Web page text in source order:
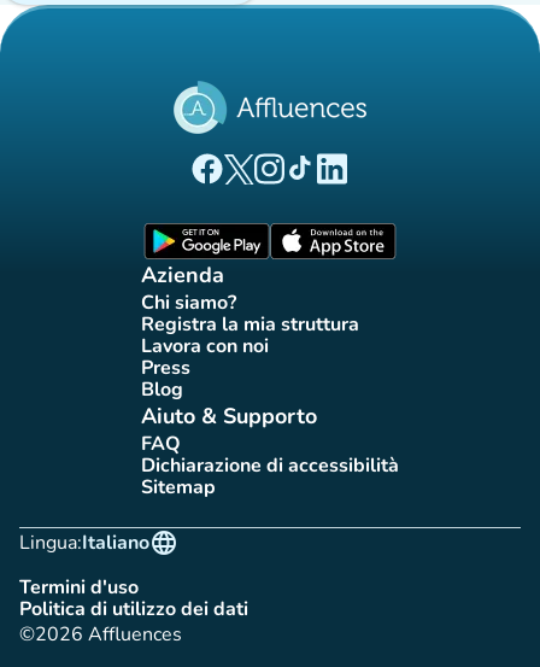
(nuova scheda)
(nuova scheda)
(nuova scheda)
(nuova scheda)
(nuova scheda)
Azienda
Chi siamo?(nuova scheda)
Registra la mia struttura
(nuova scheda)
Lavora con noi
(nuova scheda)
Press(nuova scheda)
Blog(nuova scheda)
Aiuto & Supporto
FAQ(nuova scheda)
Dichiarazione di accessibilità
(nuova scheda)
Sitemap(nuova scheda)
Lingua:
language
Italiano
Termini d'uso(nuova scheda)
Politica di utilizzo dei dati
(nuova scheda)
©2026 Affluences